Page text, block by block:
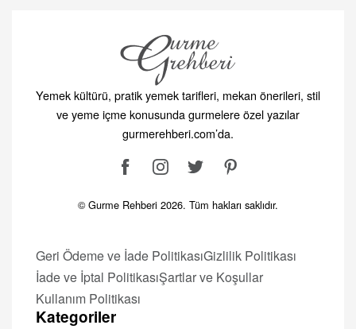
Yemek kültürü, pratik yemek tarifleri, mekan önerileri, stil
ve yeme içme konusunda gurmelere özel yazılar
gurmerehberi.com’da.
© Gurme Rehberi 2026. Tüm hakları saklıdır.
Geri Ödeme ve İade PolitikasıGizlilik Politikası
İade ve İptal PolitikasıŞartlar ve Koşullar
Kullanım Politikası
Kategoriler